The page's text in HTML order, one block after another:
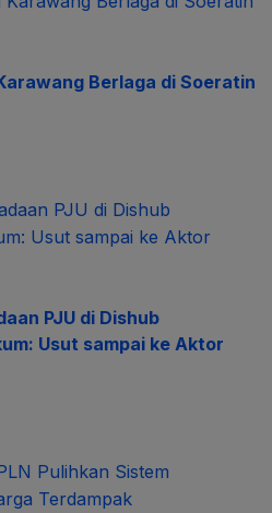
Berlaga di Soeratin
PJU di Dishub
Usut sampai ke Aktor